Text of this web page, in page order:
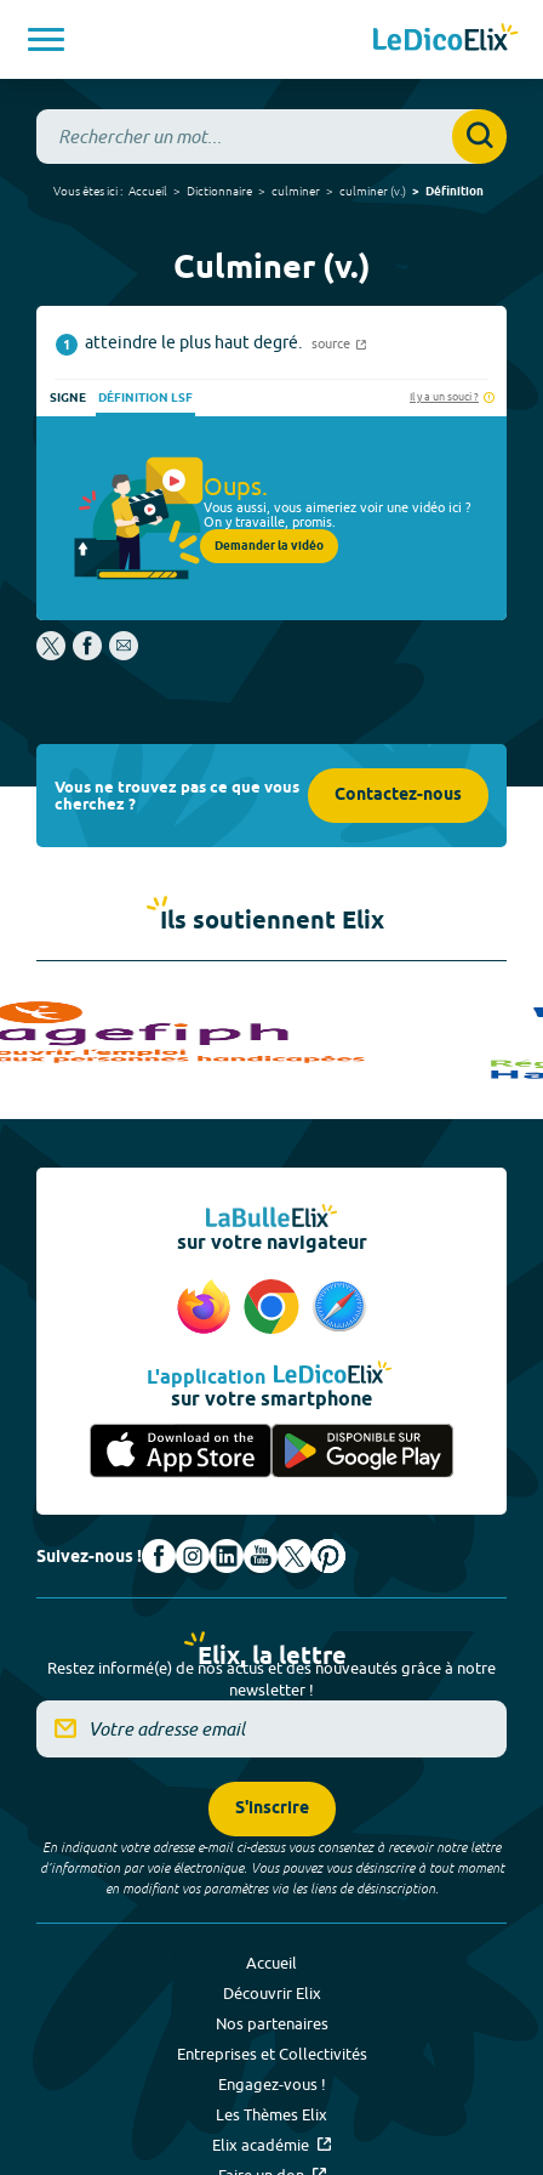
Vous êtes ici : Accueil Dictionnaire culminer culminer(v.) Définition
Culminer (v.)
1 atteindre le plus haut degré. source
SIGNE DÉFINITION LSF Il y a un souci ?
Oups.
Vous aussi, vous aimeriez voir une vidéo ici ?
On y travaille, promis.
Demander la vidéo
Vous ne trouvez pas ce que vous
cherchez ? Contactez-nous
Ils soutiennent Elix
sur votre navigateur
L'application
sur votre smartphone
Suivez-nous !
Elix, la lettre
Restez informé(e) de nos actus et des nouveautés grâce à notre
newsletter !
S'inscrire
En indiquant votre adresse e-mail ci-dessus vous consentez à recevoir notre lettre
d’information par voie électronique. Vous pouvez vous désinscrire à tout moment
en modifiant vos paramètres via les liens de désinscription.
Accueil
Découvrir Elix
Nos partenaires
Entreprises et Collectivités
Engagez-vous !
Les Thèmes Elix
Elix académie